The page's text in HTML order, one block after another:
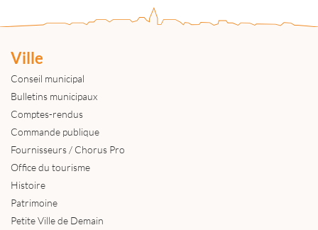
Ville
Conseil municipal
Bulletins municipaux
Comptes-rendus
Commande publique
Fournisseurs / Chorus Pro
Office du tourisme
Histoire
Patrimoine
Petite Ville de Demain